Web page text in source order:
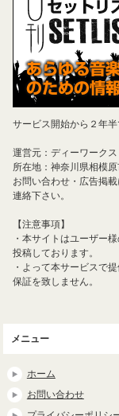
サービス開始から２年
運営元：ディーワークス
所在地：神奈川県相模
お問い合わせ・広告掲
連絡下さい。
【注意事項】
・本サイトはユーザー
投稿しております。
・よって本サービスで
保証を致しません。
メニュー
ホーム
お問い合わせ